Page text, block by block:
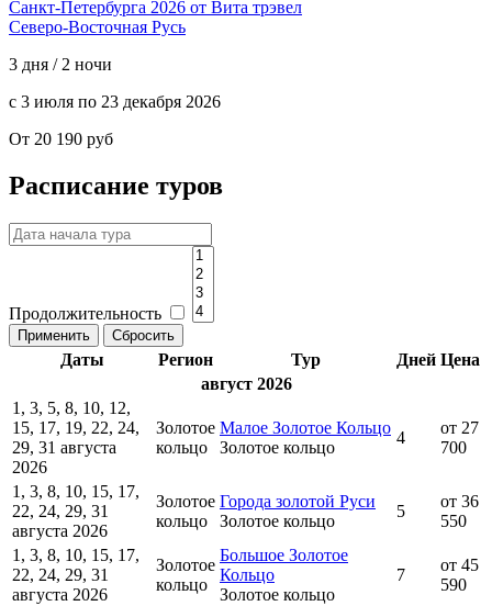
Северо-Восточная Русь
3 дня / 2 ночи
с 3 июля по 23 декабря 2026
От 20 190 руб
Расписание туров
Продолжительность
Даты Регион Тур Дней Цена
август 2026
1, 3, 5, 8, 10, 12,
15, 17, 19, 22, 24,
29, 31 августа
2026
Золотое
кольцо
Малое Золотое Кольцо
Золотое кольцо
4
от 27
700
1, 3, 8, 10, 15, 17,
22, 24, 29, 31
августа 2026
Золотое
кольцо
Города золотой Руси
Золотое кольцо
5
от 36
550
1, 3, 8, 10, 15, 17,
22, 24, 29, 31
августа 2026
Золотое
кольцо
Большое Золотое
Кольцо
Золотое кольцо
7
от 45
590